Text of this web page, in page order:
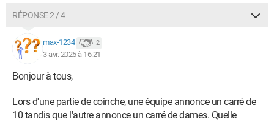
RÉPONSE 2 / 4
max-1234 2
3 avr. 2025 à 16:21
Bonjour à tous,
Lors d'une partie de coinche, une équipe annonce un carré de
10 tandis que l'autre annonce un carré de dames. Quelle